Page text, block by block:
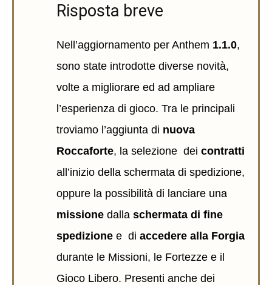
Risposta breve
Nell’aggiornamento per Anthem 1.1.0,
sono state introdotte diverse novità,
volte a migliorare ed ad ampliare
l’esperienza di gioco. Tra le principali
troviamo l’aggiunta di nuova
Roccaforte, la selezione dei contratti
all’inizio della schermata di spedizione,
oppure la possibilità di lanciare una
missione dalla schermata di fine
spedizione e di accedere alla Forgia
durante le Missioni, le Fortezze e il
Gioco Libero. Presenti anche dei